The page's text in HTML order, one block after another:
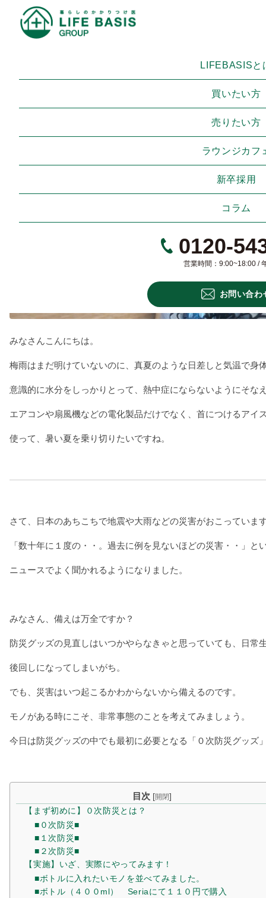
LIFEBASISと
買いたい方
売りたい方
ラウンジカフ
新卒採用
コラム
0120-
営業時間：9:00~18:00 /
お問い合わ
今話題の「防災ボトル」を作ってみました。
みなさんこんにちは。
梅雨はまだ明けていないのに、真夏のような日差しと気温で身
意識的に水分をしっかりとって、熱中症にならないようにそな
エアコンや扇風機などの電化製品だけでなく、首につけるアイ
使って、暑い夏を乗り切りたいですね。
さて、日本のあちこちで地震や大雨などの災害がおこっていま
「数十年に１度の・・。過去に例を見ないほどの災害・・」と
ニュースでよく聞かれるようになりました。
みなさん、備えは万全ですか？
防災グッズの見直しはいつかやらなきゃと思っていても、日常
後回しになってしまいがち。
でも、災害はいつ起こるかわからないから備えるのです。
モノがある時にこそ、非常事態のことを考えてみましょう。
今日は防災グッズの中でも最初に必要となる「０次防災グッズ
目次 [開閉]
【まず初めに】０次防災とは？
■０次防災■
■１次防災■
■２次防災■
【実施】いざ、実際にやってみます！
■ボトルに入れたいモノを並べてみました。
■ボトル（４００ml） Seriaにて１１０円で購入